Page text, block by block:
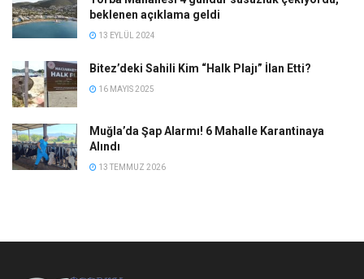
beklenen açıklama geldi
13 EYLÜL 2024
Bitez’deki Sahili Kim “Halk Plajı” İlan Etti?
16 MAYIS 2025
Muğla’da Şap Alarmı! 6 Mahalle Karantinaya
Alındı
13 TEMMUZ 2026